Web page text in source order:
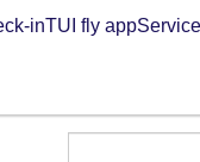
inTUI fly app